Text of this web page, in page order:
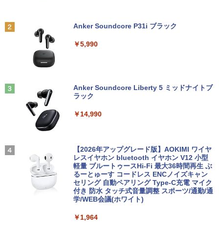
【エントリーでポイント10倍】 【Dラン
メラ 指紋認証 顔認証 レノボ
GHz/8GB/256GB(SSD)/15.6W/FWXGA
(1366x768)/Win11 画面シミあり【中
古】【20260709】
￥16,500
DELL Latitude 3500 Core i5 8265U 1.6
【エントリーでポイント100％還元のチ
ore i3 10110U 16GB DDR4 64GBまで増
ップPC
コン PC 一体型 新品 Windows11 27型 C
ore i7 第4世代 Office付き メモリ16GB
SSD512GB 初期設定済 ホワイト ブラッ
ク
￥69,800
￥792
￥9,030
コミックスデラックス） （コミック） 全
巻セット
￥9,653
んか小さくてかわいいやつ (1-8巻 最新
Anker Soundcore P31i ブラック
￥5,990
Anker Soundcore Liberty 5 ミッドナイトブ
ラック
￥14,990
【2026年アップグレード版】AOKIMI ワイヤ
レスイヤホン bluetooth イヤホン V12 小型
軽量 ブルートゥースHi-Fi 最大36時間再生 ぶ
るーとゅーす コードレス ENCノイズキャン
セリング 自動ペアリング Type-C充電 マイク
付き 防水 タッチ式音量調整 スポーツ/通勤/通
学/WEB会議(ホワイト)
￥1,964